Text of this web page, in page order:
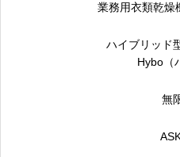
業務用衣類乾燥
ハイブリッド
Hybo（
無